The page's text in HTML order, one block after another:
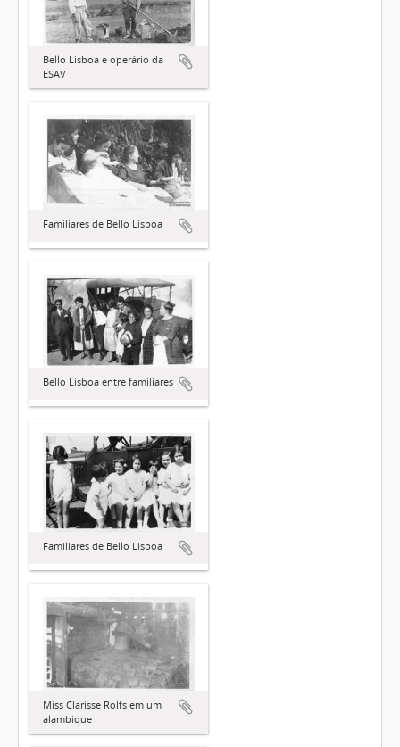
Bello Lisboa e operário da
ESAV
Familiares de Bello Lisboa
Bello Lisboa entre familiares
Familiares de Bello Lisboa
Miss Clarisse Rolfs em um
alambique